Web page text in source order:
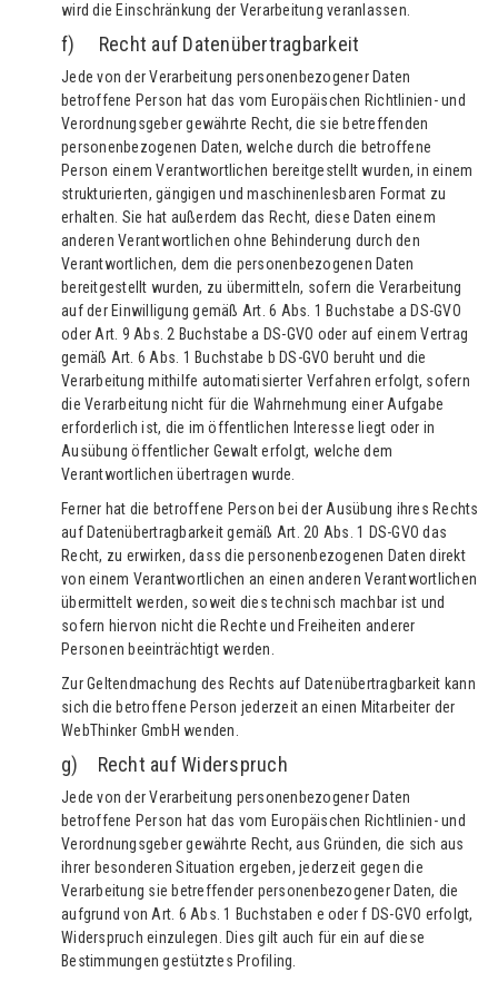
wird die Einschränkung der Verarbeitung veranlassen.
f) Recht auf Datenübertragbarkeit
Jede von der Verarbeitung personenbezogener Daten
betroffene Person hat das vom Europäischen Richtlinien- und
Verordnungsgeber gewährte Recht, die sie betreffenden
personenbezogenen Daten, welche durch die betroffene
Person einem Verantwortlichen bereitgestellt wurden, in einem
strukturierten, gängigen und maschinenlesbaren Format zu
erhalten. Sie hat außerdem das Recht, diese Daten einem
anderen Verantwortlichen ohne Behinderung durch den
Verantwortlichen, dem die personenbezogenen Daten
bereitgestellt wurden, zu übermitteln, sofern die Verarbeitung
auf der Einwilligung gemäß Art. 6 Abs. 1 Buchstabe a DS-GVO
oder Art. 9 Abs. 2 Buchstabe a DS-GVO oder auf einem Vertrag
gemäß Art. 6 Abs. 1 Buchstabe b DS-GVO beruht und die
Verarbeitung mithilfe automatisierter Verfahren erfolgt, sofern
die Verarbeitung nicht für die Wahrnehmung einer Aufgabe
erforderlich ist, die im öffentlichen Interesse liegt oder in
Ausübung öffentlicher Gewalt erfolgt, welche dem
Verantwortlichen übertragen wurde.
Ferner hat die betroffene Person bei der Ausübung ihres Rechts
auf Datenübertragbarkeit gemäß Art. 20 Abs. 1 DS-GVO das
Recht, zu erwirken, dass die personenbezogenen Daten direkt
von einem Verantwortlichen an einen anderen Verantwortlichen
übermittelt werden, soweit dies technisch machbar ist und
sofern hiervon nicht die Rechte und Freiheiten anderer
Personen beeinträchtigt werden.
Zur Geltendmachung des Rechts auf Datenübertragbarkeit kann
sich die betroffene Person jederzeit an einen Mitarbeiter der
WebThinker GmbH wenden.
g) Recht auf Widerspruch
Jede von der Verarbeitung personenbezogener Daten
betroffene Person hat das vom Europäischen Richtlinien- und
Verordnungsgeber gewährte Recht, aus Gründen, die sich aus
ihrer besonderen Situation ergeben, jederzeit gegen die
Verarbeitung sie betreffender personenbezogener Daten, die
aufgrund von Art. 6 Abs. 1 Buchstaben e oder f DS-GVO erfolgt,
Widerspruch einzulegen. Dies gilt auch für ein auf diese
Bestimmungen gestütztes Profiling.